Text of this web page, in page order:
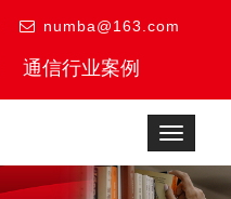
numba@163.com
通信行业案例
Toggle